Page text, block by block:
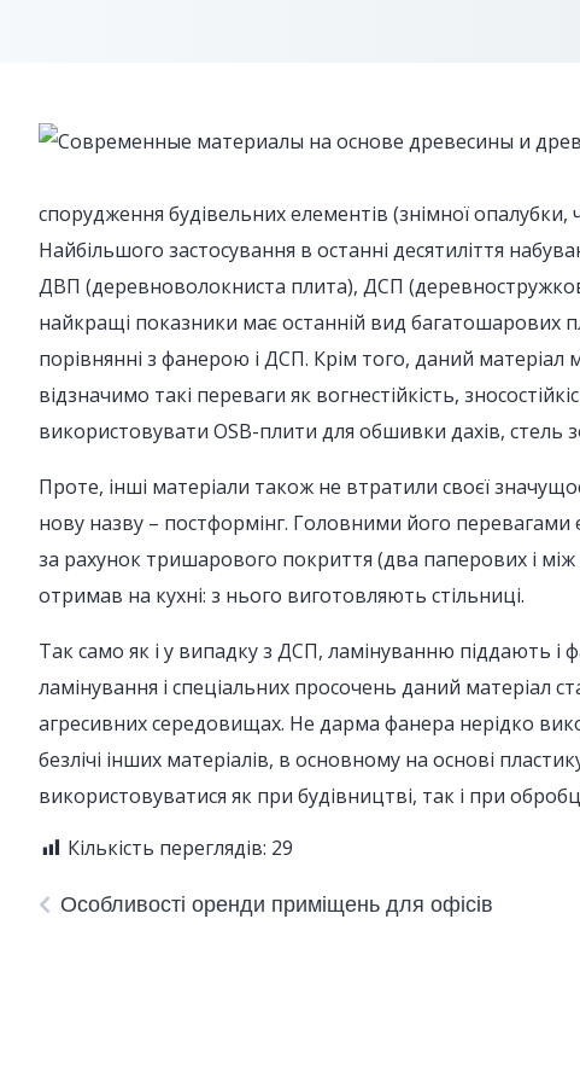
спорудження будівельних елементів (знімної
Найбільшого застосування в останні десятиліття
ДВП (деревноволокниста плита), ДСП
найкращі показники має останній вид багатошарових
порівнянні з фанерою і ДСП. Крім того, даний
відзначимо такі переваги як вогнестійкість,
використовувати OSB-плити для обшивки дахів, стель
Проте, інші матеріали також не втратили своєї
нову назву – постформінг. Головними його перевагами
за рахунок тришарового покриття (два паперових і
отримав на кухні: з нього виготовляють стільниці.
Так само як і у випадку з ДСП, ламінуванню піддають і
ламінування і спеціальних просочень даний матеріал
агресивних середовищах. Не дарма фанера нерідко
безлічі інших матеріалів, в основному на основі
використовуватися як при будівництві, так і при
Кількість переглядів: 29
Особливості оренди приміщень для офісів